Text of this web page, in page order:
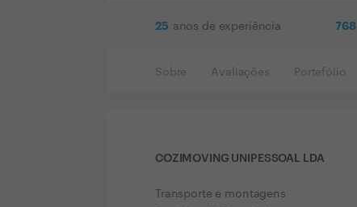
25 anos de experiência 768
Sobre Avaliações Portefólio
COZIMOVING UNIPESSOAL LDA
Transporte e montagens